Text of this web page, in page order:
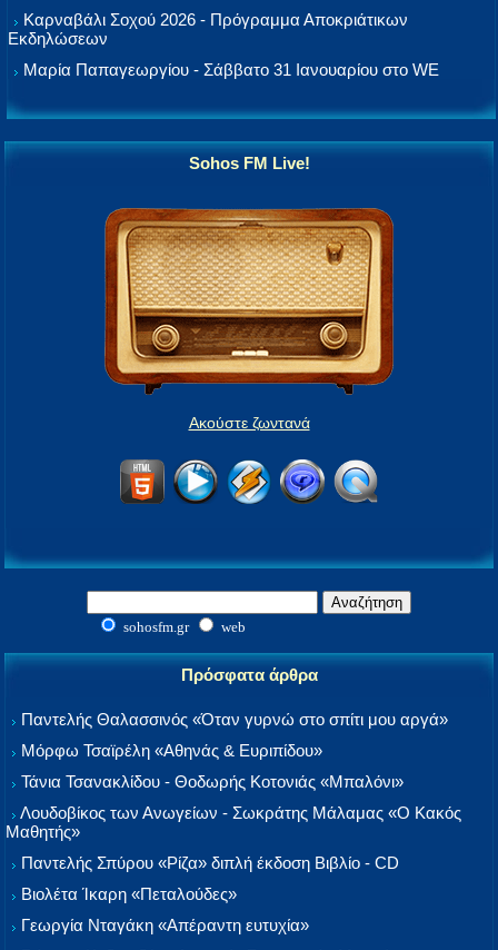
Καρναβάλι Σοχού 2026 - Πρόγραμμα Αποκριάτικων
Εκδηλώσεων
Μαρία Παπαγεωργίου - Σάββατο 31 Ιανουαρίου στο WE
Sohos FM Live!
Ακούστε ζωντανά
sohosfm.gr web
Πρόσφατα άρθρα
Παντελής Θαλασσινός «Όταν γυρνώ στο σπίτι μου αργά»
Μόρφω Τσαϊρέλη «Αθηνάς & Ευριπίδου»
Τάνια Τσανακλίδου - Θοδωρής Κοτονιάς «Μπαλόνι»
Λουδοβίκος των Ανωγείων - Σωκράτης Μάλαμας «Ο Κακός
Μαθητής»
Παντελής Σπύρου «Ρίζα» διπλή έκδοση Βιβλίο - CD
Βιολέτα Ίκαρη «Πεταλούδες»
Γεωργία Νταγάκη «Aπέραντη ευτυχία»